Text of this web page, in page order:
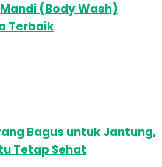
(Body Wash)
Terbaik
Bagus untuk Jantung,
Tetap Sehat